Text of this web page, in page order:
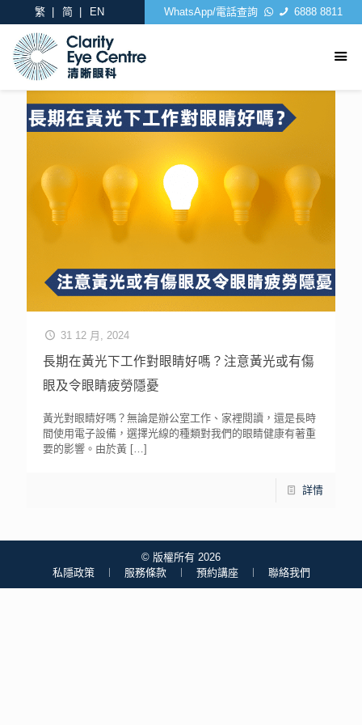
繁 简 EN WhatsApp/電話查詢 6888 8811
31 12 月, 2024
長期在黃光下工作對眼睛好嗎？注意黃光或有傷
眼及令眼睛疲勞隱憂
黃光對眼睛好嗎？無論是辦公室工作、家裡閱讀，還是長時
間使用電子設備，選擇光線的種類對我們的眼睛健康有著重
要的影響。由於黃 […]
詳情
© 版權所有 2026
私隱政策
服務條款 預約講座 聯絡我們